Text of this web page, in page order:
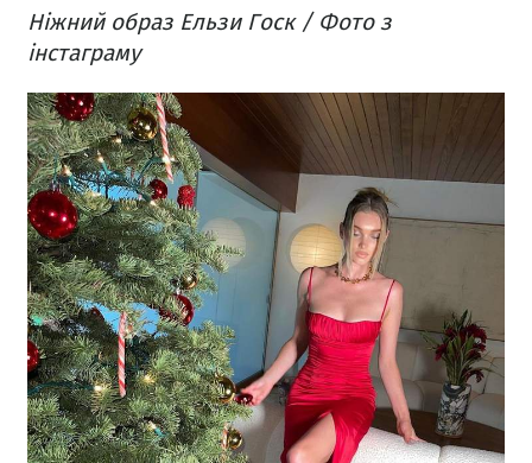
Ніжний образ Ельзи Госк / Фото з
інстаграму